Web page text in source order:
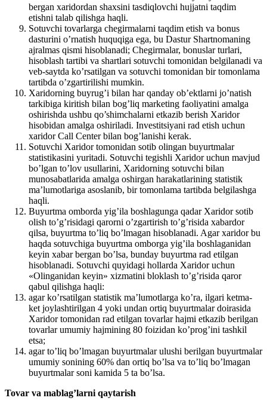
bergan xaridordan shaxsini tasdiqlovchi hujjatni taqdim
etishni talab qilishga haqli.
Sotuvchi tovarlarga chegirmalarni taqdim etish va bonus
dasturini o’rnatish huquqiga ega, bu Dastur Shartnomaning
ajralmas qismi hisoblanadi; Chegirmalar, bonuslar turlari,
hisoblash tartibi va shartlari sotuvchi tomonidan belgilanadi va
veb-saytda ko’rsatilgan va sotuvchi tomonidan bir tomonlama
tartibda o’zgartirilishi mumkin.
Xaridorning buyrug’i bilan har qanday ob’ektlarni jo’natish
tarkibiga kiritish bilan bog’liq marketing faoliyatini amalga
oshirishda ushbu qo’shimchalarni etkazib berish Xaridor
hisobidan amalga oshiriladi. Investitsiyani rad etish uchun
xaridor Call Center bilan bog’lanishi kerak.
Sotuvchi Xaridor tomonidan sotib olingan buyurtmalar
statistikasini yuritadi. Sotuvchi tegishli Xaridor uchun mavjud
bo’lgan to’lov usullarini, Xaridorning sotuvchi bilan
munosabatlarida amalga oshirgan harakatlarining statistik
ma’lumotlariga asoslanib, bir tomonlama tartibda belgilashga
haqli.
Buyurtma omborda yig’ila boshlagunga qadar Xaridor sotib
olish to’g’risidagi qarorni o’zgartirish to’g’risida xabardor
qilsa, buyurtma to’liq bo’lmagan hisoblanadi. Agar xaridor bu
haqda sotuvchiga buyurtma omborga yig’ila boshlaganidan
keyin xabar bergan bo’lsa, bunday buyurtma rad etilgan
hisoblanadi. Sotuvchi quyidagi hollarda Xaridor uchun
«Olinganidan keyin» xizmatini bloklash to’g’risida qaror
qabul qilishga haqli:
agar ko’rsatilgan statistik ma’lumotlarga ko’ra, ilgari ketma-
ket joylashtirilgan 4 yoki undan ortiq buyurtmalar doirasida
Xaridor tomonidan rad etilgan tovarlar hajmi etkazib berilgan
tovarlar umumiy hajmining 80 foizidan ko’prog’ini tashkil
etsa;
agar to’liq bo’lmagan buyurtmalar ulushi berilgan buyurtmalar
umumiy sonining 60% dan ortiq bo’lsa va to’liq bo’lmagan
buyurtmalar soni kamida 5 ta bo’lsa.
Tovar va mablag’larni qaytarish